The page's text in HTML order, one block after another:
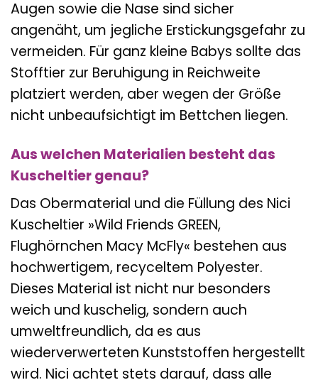
Augen sowie die Nase sind sicher
angenäht, um jegliche Erstickungsgefahr zu
vermeiden. Für ganz kleine Babys sollte das
Stofftier zur Beruhigung in Reichweite
platziert werden, aber wegen der Größe
nicht unbeaufsichtigt im Bettchen liegen.
Aus welchen Materialien besteht das
Kuscheltier genau?
Das Obermaterial und die Füllung des Nici
Kuscheltier »Wild Friends GREEN,
Flughörnchen Macy McFly« bestehen aus
hochwertigem, recyceltem Polyester.
Dieses Material ist nicht nur besonders
weich und kuschelig, sondern auch
umweltfreundlich, da es aus
wiederverwerteten Kunststoffen hergestellt
wird. Nici achtet stets darauf, dass alle